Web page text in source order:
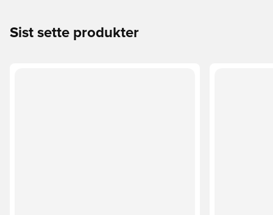
Sist sette produkter